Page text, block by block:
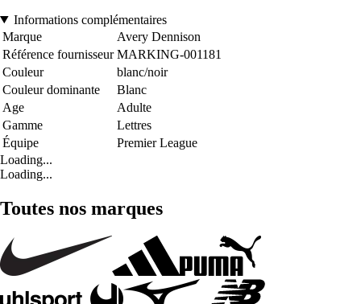
Informations complémentaires
Marque
Avery Dennison
Référence fournisseur MARKING-001181
Couleur
blanc/noir
Couleur dominante
Blanc
Age
Adulte
Gamme
Lettres
Équipe
Premier League
Loading...
Loading...
Toutes nos marques